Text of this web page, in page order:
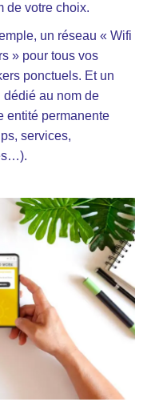
de votre choix.
un réseau « Wifi
» pour tous vos
ponctuels. Et un
dédié au nom de
entité permanente
services,
coworkers
et vos usages
propre réseau
en réseau
de son bail ou de